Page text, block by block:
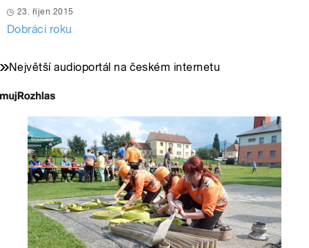
23. říjen 2015
Dobráci roku
Největší audioportál na českém internetu